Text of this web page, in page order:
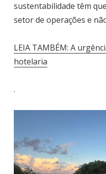
sustentabilidade têm
setor de operações e
LEIA TAMBÉM: A
hotelaria
.